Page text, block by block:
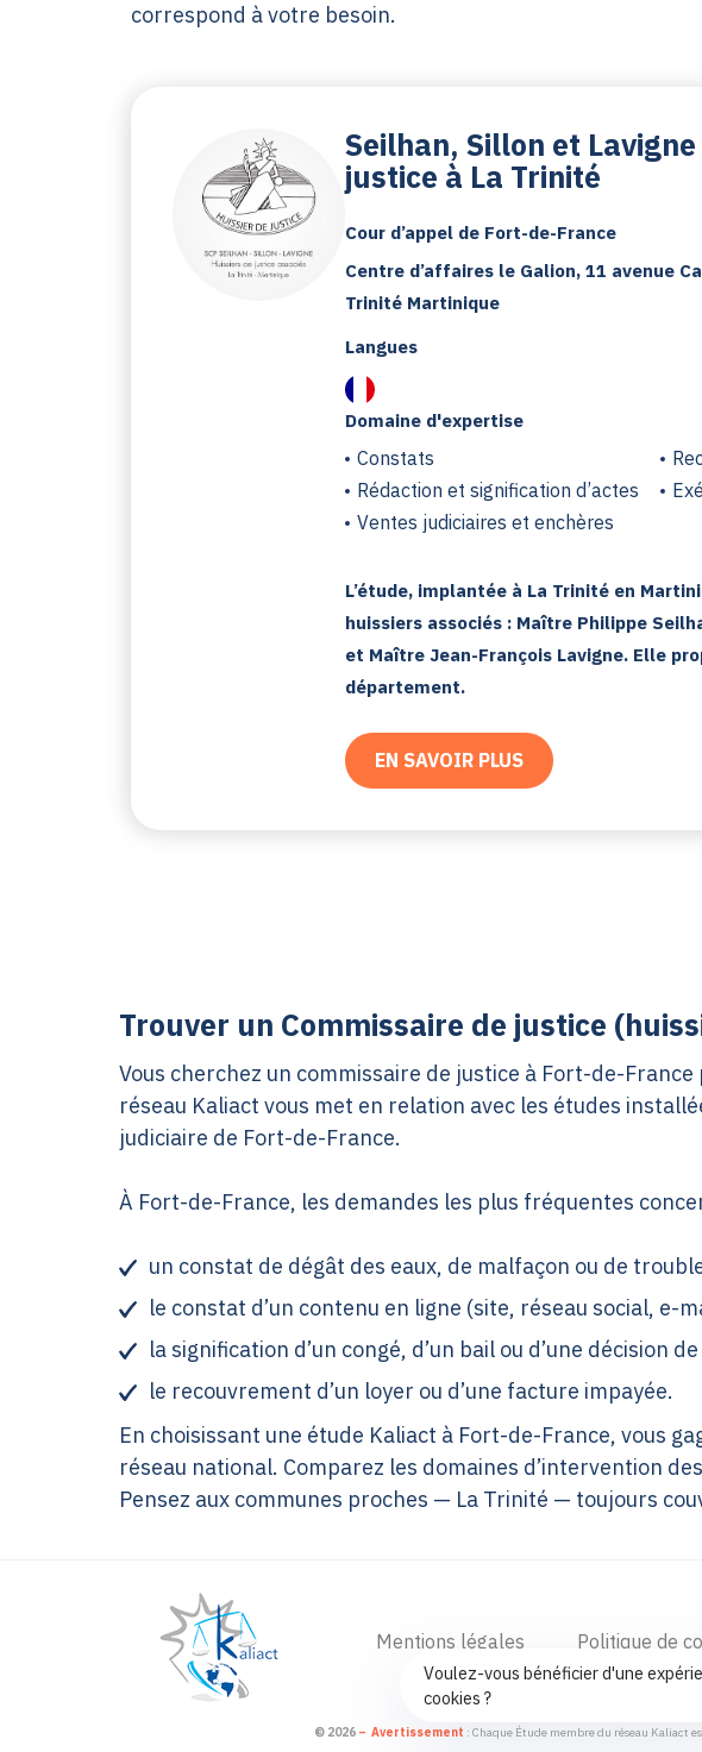
correspond à votre besoin.
Seilhan, Sillon et
justice à La Trinité
Cour d’appel de Fort-de-France
Centre d’affaires le Galion, 11 avenue
Trinité Martinique
Domaine d'expertise
Constats
Rédaction et signification d’actes
Ventes judiciaires et enchères
Langues
L’étude, implantée à La Trinité en
huissiers associés : Maître Philippe
et Maître Jean-François Lavigne. Elle
département.
EN SAVOIR PLUS
Trouver un Commissaire de justice
Vous cherchez un commissaire de justice à Fort-de-
réseau Kaliact vous met en relation avec les études
judiciaire de Fort-de-France.
À Fort-de-France, les demandes les plus fréquentes
un constat de dégât des eaux, de malfaçon ou de
le constat d’un contenu en ligne (site, réseau social, e-
la signification d’un congé, d’un bail ou d’une décision
le recouvrement d’un loyer ou d’une facture impayée.
En choisissant une étude Kaliact à Fort-de-France, vous
réseau national. Comparez les domaines d’intervention
Pensez aux communes proches — La Trinité — toujours
Mentions légales Politique de
© 2026 – Avertissement : Chaque Étude membre du réseau Kaliact
Voulez-vous bénéficier d'une
cookies ?